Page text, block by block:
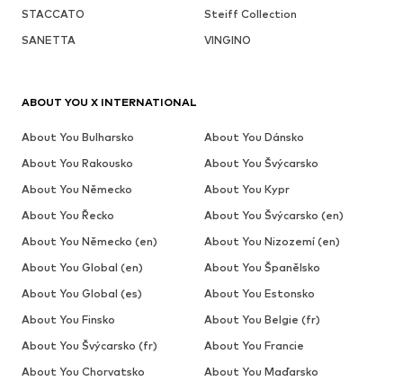
STACCATO
Steiff Collection
SANETTA
VINGINO
ABOUT YOU X INTERNATIONAL
About You Bulharsko
About You Dánsko
About You Rakousko
About You Švýcarsko
About You Německo
About You Kypr
About You Řecko
About You Švýcarsko (en)
About You Německo (en)
About You Nizozemí (en)
About You Global (en)
About You Španělsko
About You Global (es)
About You Estonsko
About You Finsko
About You Belgie (fr)
About You Švýcarsko (fr)
About You Francie
About You Chorvatsko
About You Maďarsko